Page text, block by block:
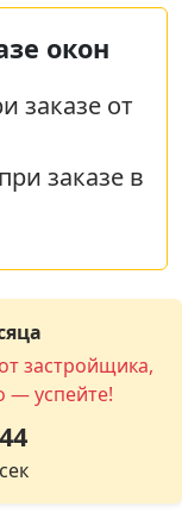
окон
заказе от
заказе в
застройщика,
— успейте!
43
сек